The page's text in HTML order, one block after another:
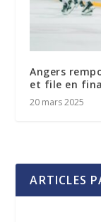
Angers
et file en
20 mars 2025
ARTICLES